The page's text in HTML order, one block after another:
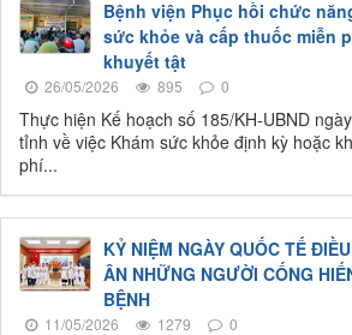
Bệnh viện Phục hồi chức
sức khỏe và cấp thuốc miễn
khuyết tật
26/05/2026 895 0
Thực hiện Kế hoạch số 185/KH-UBND
tỉnh về việc Khám sức khỏe định kỳ hoặc
phí...
KỶ NIỆM NGÀY QUỐC TẾ
ÂN NHỮNG NGƯỜI CỐNG
BỆNH
11/05/2026 1279 0